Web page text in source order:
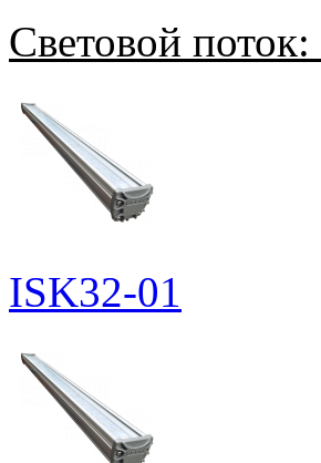
Световой поток:
ISK32-01